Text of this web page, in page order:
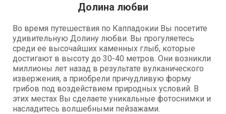
Долина любви
Во время путешествия по Каппадокии Вы посетите
удивительную Долину любви. Вы прогуляетесь
среди ее высочайших каменных глыб, которые
достигают в высоту до 30-40 метров. Они возникли
миллионы лет назад в результате вулканического
извержения, а приобрели причудливую форму
грибов под воздействием природных условий. В
этих местах Вы сделаете уникальные фотоснимки и
насладитесь волшебными пейзажами.